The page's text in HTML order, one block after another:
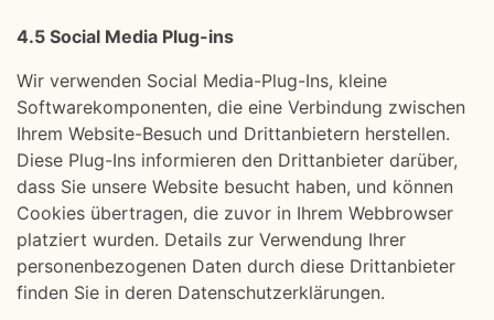
4.5 Social Media Plug-ins
Wir verwenden Social Media-Plug-Ins, kleine
Softwarekomponenten, die eine Verbindung zwischen
Ihrem Website-Besuch und Drittanbietern herstellen.
Diese Plug-Ins informieren den Drittanbieter darüber,
dass Sie unsere Website besucht haben, und können
Cookies übertragen, die zuvor in Ihrem Webbrowser
platziert wurden. Details zur Verwendung Ihrer
personenbezogenen Daten durch diese Drittanbieter
finden Sie in deren Datenschutzerklärungen.